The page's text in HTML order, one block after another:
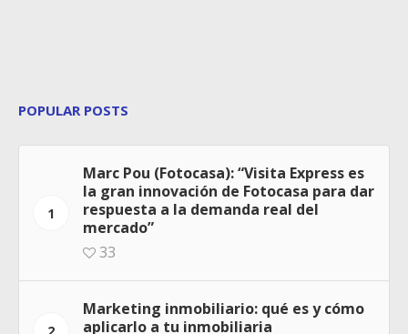
POPULAR POSTS
1
Marc Pou (Fotocasa): “Visita Express es
la gran innovación de Fotocasa para dar
respuesta a la demanda real del
mercado”
33
Marketing inmobiliario: qué es y cómo
aplicarlo a tu inmobiliaria